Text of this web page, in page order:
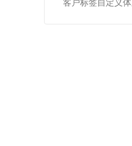
客户标签自定义